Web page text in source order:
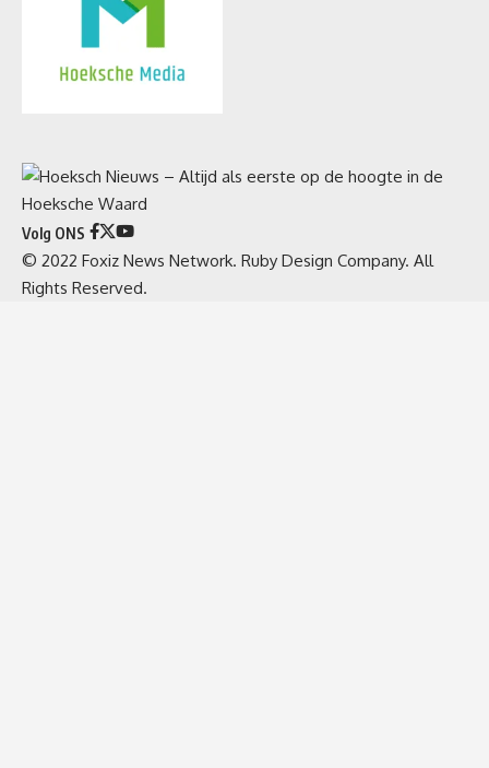
Volg ONS
© 2022 Foxiz News Network. Ruby Design Company. All
Rights Reserved.